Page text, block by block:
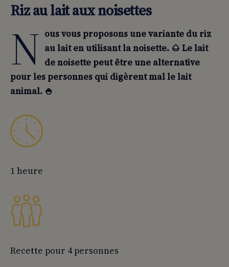
Riz au lait aux noisettes
N ous vous proposons une variante du riz
au lait en utilisant la noisette. 🌰 Le lait
de noisette peut être une alternative
pour les personnes qui digèrent mal le lait
animal. 🍚
1 heure
Recette pour 4 personnes